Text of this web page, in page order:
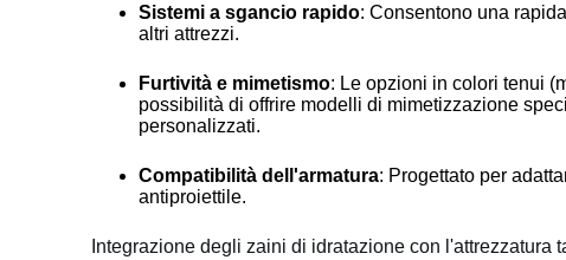
Sistemi a sgancio rapido: Consentono una
altri attrezzi.
Furtività e mimetismo: Le opzioni in colori tenui
possibilità di offrire modelli di mimetizzazione
personalizzati.
Compatibilità dell'armatura: Progettato per
antiproiettile.
Integrazione degli zaini di idratazione con l'attrezzatura